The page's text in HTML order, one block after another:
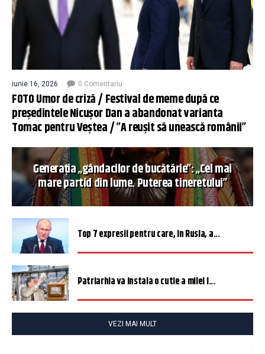
iunie 16, 2026 0 Comentariu
FOTO Umor de criză / Festival de meme după ce
președintele Nicușor Dan a abandonat varianta
Tomac pentru Veștea / ”A reușit să unească românii”
Generația „gândacilor de bucătărie”: „Cel mai
mare partid din lume. Puterea tineretului”
Top 7 expresii pentru care, în Rusia, a...
Patriarhia va instala o cutie a milei î...
VEZI MAI MULT